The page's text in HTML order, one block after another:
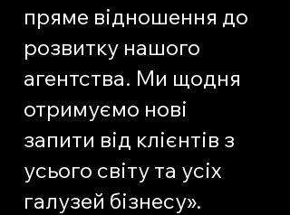
пряме відношення до
розвитку нашого
агентства. Ми щодня
отримуємо нові
запити від клієнтів з
усього світу та усіх
галузей бізнесу».